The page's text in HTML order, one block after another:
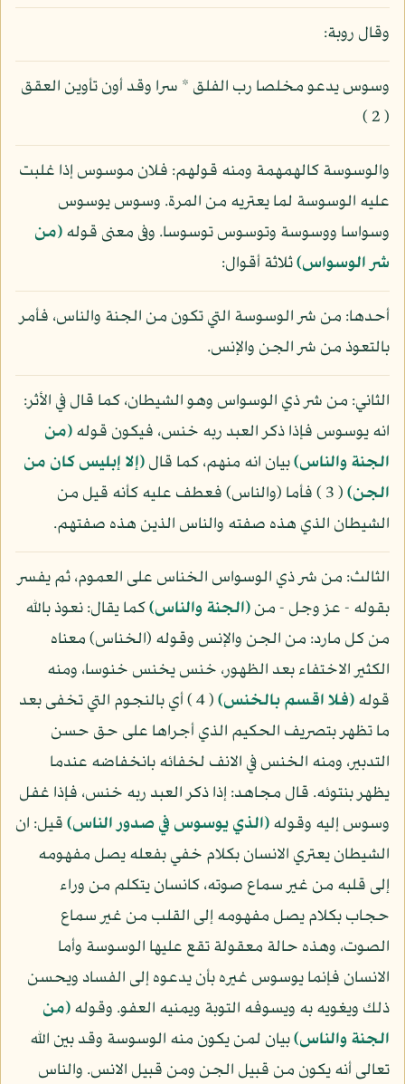
وقال روبة:
وسوس يدعو مخلصا رب الفلق * سرا وقد أون تأوين العقق
( 2 )
والوسوسة كالهمهمة ومنه قولهم: فلان موسوس إذا غلبت
عليه الوسوسة لما يعتريه من المرة. وسوس يوسوس
وسواسا ووسوسة وتوسوس توسوسا. وفى معنى قوله(من
شر الوسواس)ثلاثة أقوال:
أحدها: من شر الوسوسة التي تكون من الجنة والناس، فأمر
بالتعوذ من شر الجن والإنس.
الثاني: من شر ذي الوسواس وهو الشيطان، كما قال في الأثر:
انه يوسوس فإذا ذكر العبد ربه خنس، فيكون قوله(من
الجنة والناس)بيان انه منهم، كما قال(إلا إبليس كان من
الجن)
( 3 ) فأما (والناس) فعطف عليه كأنه قيل من
الشيطان الذي هذه صفته والناس الذين هذه صفتهم.
الثالث: من شر ذي الوسواس الخناس على العموم، ثم يفسر
بقوله - عز وجل - من(الجنة والناس)كما يقال: نعوذ بالله
من كل مارد: من الجن والإنس وقوله (الخناس) معناه
الكثير الاختفاء بعد الظهور، خنس يخنس خنوسا، ومنه
قوله(فلا اقسم بالخنس)
( 4 ) أي بالنجوم التي تخفى بعد
ما تظهر بتصريف الحكيم الذي أجراها على حق حسن
التدبير، ومنه الخنس في الانف لخفائه بانخفاضه عندما
يظهر بنتوئه. قال مجاهد: إذا ذكر العبد ربه خنس، فإذا غفل
وسوس إليه وقوله(الذي يوسوس في صدور الناس)قيل: ان
الشيطان يعتري الانسان بكلام خفي بفعله يصل مفهومه
إلى قلبه من غير سماع صوته، كانسان يتكلم من وراء
حجاب بكلام يصل مفهومه إلى القلب من غير سماع
الصوت، وهذه حالة معقولة تقع عليها الوسوسة وأما
الانسان فإنما يوسوس غيره بأن يدعوه إلى الفساد ويحسن
ذلك ويغويه به ويسوفه التوبة ويمنيه العفو. وقوله(من
الجنة والناس)بيان لمن يكون منه الوسوسة وقد بين الله
تعالى أنه يكون من قبيل الجن ومن قبيل الانس. والناس